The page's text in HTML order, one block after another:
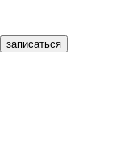
записаться